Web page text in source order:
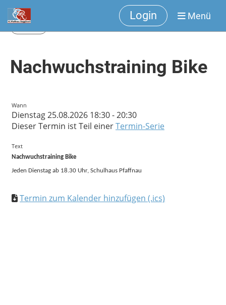
Login Menü
Nachwuchstraining Bike
Wann
Dienstag 25.08.2026 18:30 - 20:30
Dieser Termin ist Teil einerTermin-Serie
Text
Nachwuchstraining Bike
Jeden Dienstag ab 18.30 Uhr, Schulhaus Pfaffnau
Termin zum Kalender hinzufügen (.ics)